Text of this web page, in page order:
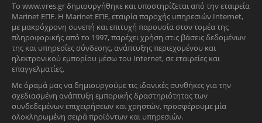
Το www.vres.gr δημιουργήθηκε και υποστηρίζεται από την εταιρεία
Marinet ΕΠΕ. Η Marinet ΕΠΕ, εταιρία παροχής υπηρεσιών Internet,
με μακρόχρονη συνεπή και επιτυχή παρουσία στον τομέα της
πληροφορικής από το 1997, παρέχει χρήση στις βάσεις δεδομένων
της και υπηρεσίες σύνδεσης, ανάπτυξης περιεχομένου και
ηλεκτρονικού εμπορίου μέσω του Internet, σε εταιρείες και
επαγγελματίες.
Με όραμά μας να δημιουργούμε τις ιδανικές συνθήκες για την
σχεδιασμένη ανάπτυξη εμπορικής δραστηριότητας των
συνδεδεμένων επιχειρήσεων και χρηστών, προσφέρουμε μία
ολοκληρωμένη σειρά προϊόντων και υπηρεσιών.